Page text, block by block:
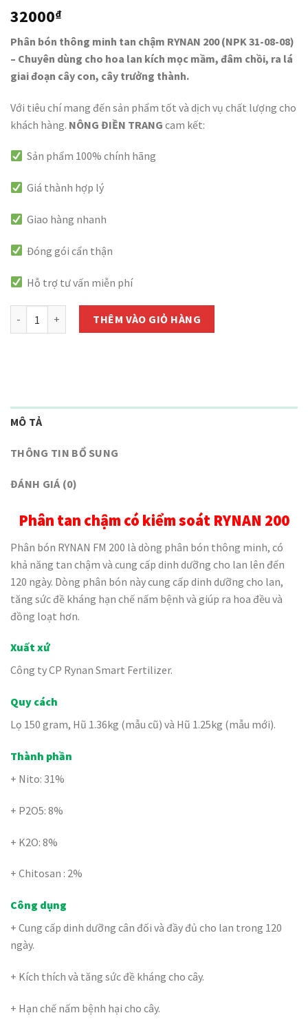
32000₫
Phân bón thông minh tan chậm RYNAN 200 (NPK 31-08-08)
– Chuyên dùng cho hoa lan kích mọc mầm, đâm chồi, ra lá
giai đoạn cây con, cây trưởng thành.
Với tiêu chí mang đến sản phẩm tốt và dịch vụ chất lượng cho
khách hàng. NÔNG ĐIỀN TRANG cam kết:
Sản phẩm 100% chính hãng
Giá thành hợp lý
Giao hàng nhanh
Đóng gói cẩn thận
Hỗ trợ tư vấn miễn phí
Phân bón thông minh tan chậm RYNAN 200 (NPK 31-08-08) - Hộp
THÊM VÀO GIỎ HÀNG
MÔ TẢ
THÔNG TIN BỔ SUNG
ĐÁNH GIÁ (0)
Phân tan chậm có kiểm soát RYNAN 200
Phân bón RYNAN FM 200 là dòng phân bón thông minh, có
khả năng tan chậm và cung cấp dinh dưỡng cho lan lên đến
120 ngày. Dòng phân bón này cung cấp dinh dưỡng cho lan,
tăng sức đề kháng hạn chế nấm bệnh và giúp ra hoa đều và
đồng loạt hơn.
Xuất xứ
Công ty CP Rynan Smart Fertilizer.
Quy cách
Lọ 150 gram, Hũ 1.36kg (mẫu cũ) và Hũ 1.25kg (mẫu mới).
Thành phần
+ Nito: 31%
+ P2O5: 8%
+ K2O: 8%
+ Chitosan : 2%
Công dụng
+ Cung cấp dinh dưỡng cân đối và đầy đủ cho lan trong 120
ngày.
+ Kích thích và tăng sức đề kháng cho cây.
+ Hạn chế nấm bệnh hại cho cây.